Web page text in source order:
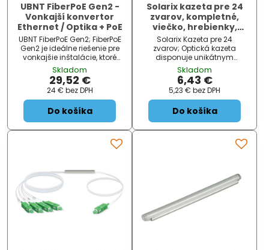
UBNT FiberPoE Gen2 -
Vonkajší konvertor
Ethernet / Optika + PoE
UBNT FiberPoE Gen2; FiberPoE
Gen2 je ideálne riešenie pre
vonkajšie inštalácie, ktoré
požadujú PoE napájanie a
kvalitný prenos dát po
optickom kábli na dlhé
vzdialenosti. Vďaka
oddeleniu dátovej a
napájacej časti sa výrazne ...
Skladom
29,52 €
24 € bez DPH
Do košíka
Solarix kazeta pre 24
zvarov, kompletné,
viečko, hrebienky,
modrá
Solarix Kazeta pre 24
zvarov; Optická kazeta
disponuje unikátnym
systémom pre vedenie
vlákien tak vo vnútornej časti,
tak aj na vonkajšej časti po
jej obvode. Súčasťou optickej
kazety sú dva
dvojposchodové hrebienky,
ktoré spol ...
Skladom
6,43 €
5,23 € bez DPH
Do košíka